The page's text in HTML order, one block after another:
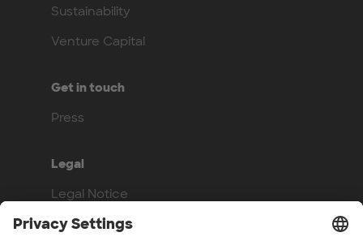
Sustainability
Venture Capital
Get in touch
Press
Legal
Legal Notice
Privacy Policy